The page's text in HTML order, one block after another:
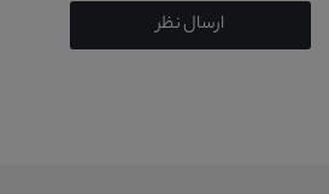
ارسال نظر